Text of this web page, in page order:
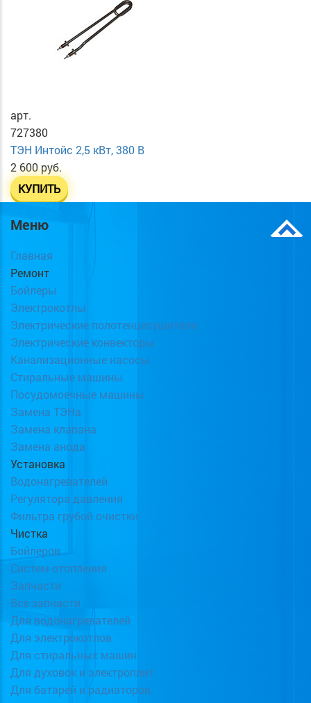
арт.
727380
ТЭН Интойс 2,5 кВт, 380 В
2 600 руб.
КУПИТЬ
Меню
Главная
Ремонт
Бойлеры
Электрокотлы
Электрические полотенцесушители
Электрические конвекторы
Канализационные насосы
Стиральные машины
Посудомоечные машины
Замена ТЭНа
Замена клапана
Замена анода
Установка
Водонагревателей
Регулятора давления
Фильтра грубой очистки
Чистка
Бойлеров
Систем отопления
Запчасти
Все запчасти
Для водонагревателей
Для электрокотлов
Для стиральных машин
Для духовок и электроплит
Для батарей и радиаторов